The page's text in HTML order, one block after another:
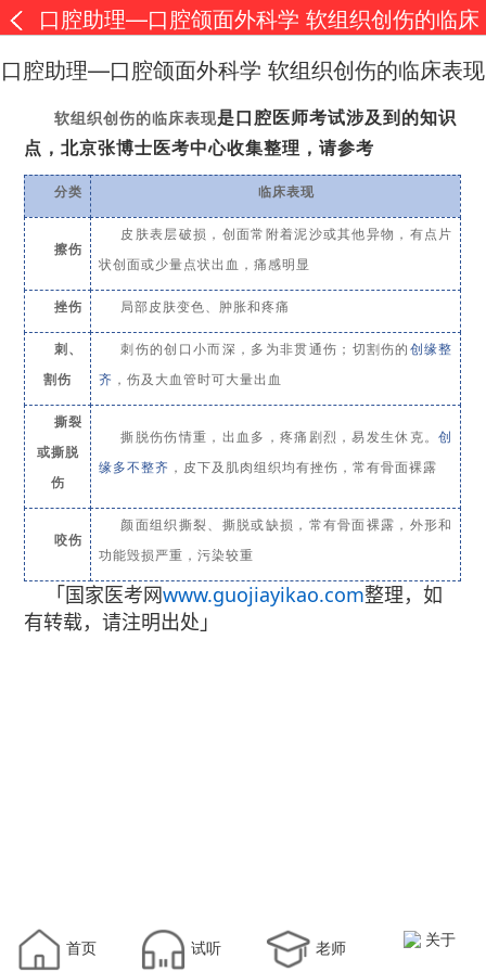
口腔助理—口腔颌面外科学 软组织创伤的临床
表现
口腔助理—口腔颌面外科学 软组织创伤的临床表现
软组织创伤的临床表现是口腔医师考试涉及到的知识
点，北京张博士医考中心收集整理，请参考
分类 临床表现
擦伤
皮肤表层破损，创面常附着泥沙或其他异物，有点片
状创面或少量点状出血，痛感明显
挫伤 局部皮肤变色、肿胀和疼痛
刺、
割伤
刺伤的创口小而深，多为非贯通伤 ； 切割伤的 创缘整
齐 ，伤及大血管时可大量出血
撕裂
或撕脱
伤
撕脱伤伤情重，出血多，疼痛剧烈，易发生休克。创
缘多不整齐 ，皮下及肌肉组织均有挫伤，常有骨面裸露
咬伤
颜面组织撕裂、撕脱或缺损，常有骨面裸露，外形和
功能毁损严重，污染较重
「国家医考网www.guojiayikao.com整理，如
有转载，请注明出处」
首页 试听 老师 关于